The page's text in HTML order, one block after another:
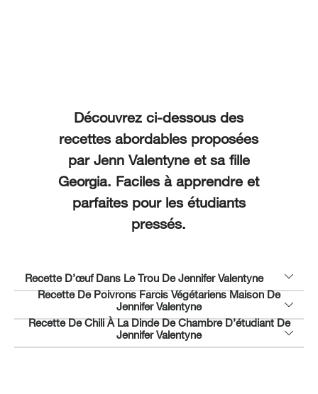
Découvrez ci-dessous des
recettes abordables proposées
par Jenn Valentyne et sa fille
Georgia. Faciles à apprendre et
parfaites pour les étudiants
pressés.
Recette D’œuf Dans Le Trou De Jennifer Valentyne
Recette De Poivrons Farcis Végétariens Maison De
Jennifer Valentyne
Recette De Chili À La Dinde De Chambre D’étudiant De
Jennifer Valentyne